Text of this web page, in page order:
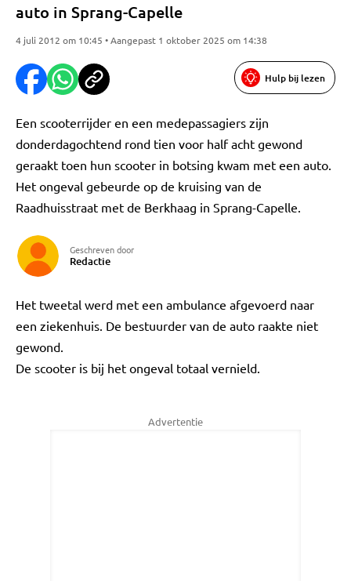
auto in Sprang-Capelle
4 juli 2012 om 10:45 • Aangepast 1 oktober 2025 om 14:38
Hulp bij lezen
Een scooterrijder en een medepassagiers zijn
donderdagochtend rond tien voor half acht gewond
geraakt toen hun scooter in botsing kwam met een auto.
Het ongeval gebeurde op de kruising van de
Raadhuisstraat met de Berkhaag in Sprang-Capelle.
Geschreven door
Redactie
Het tweetal werd met een ambulance afgevoerd naar
een ziekenhuis. De bestuurder van de auto raakte niet
gewond.
De scooter is bij het ongeval totaal vernield.
Advertentie